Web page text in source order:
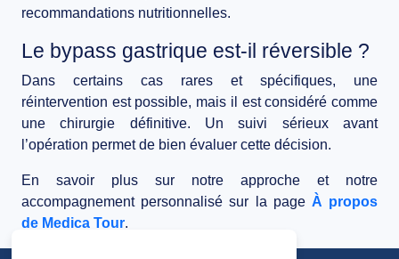
recommandations nutritionnelles.
Le bypass gastrique est-il réversible ?
Dans certains cas rares et spécifiques, une
réintervention est possible, mais il est considéré comme
une chirurgie définitive. Un suivi sérieux avant
l’opération permet de bien évaluer cette décision.
En savoir plus sur notre approche et notre
accompagnement personnalisé sur la page À propos
de Medica Tour.